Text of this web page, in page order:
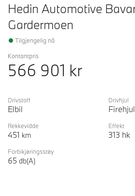
Hedin Automotive
Gardermoen
Tilgjengelig nå
Kontantpris
566 901 kr
Drivstoff
Elbil
Drivhjul
Rekkevidde
451 km
Effekt
313 hk
Forbikjøringsstøy
65 db(A)